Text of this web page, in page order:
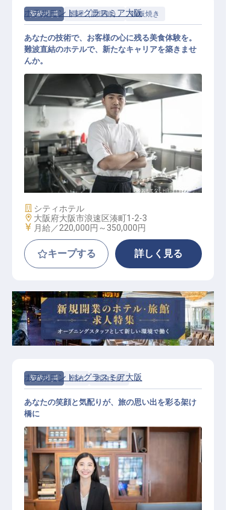
契約社員 調理（調理師） 鉄板焼き
調理スタッフ（鉄板焼き）
ホテルモントレグラスミア大阪
あなたの技術で、お客様の心に残る美食体験を。
難波直結のホテルで、新たなキャリアを築きませ
んか。
施設業態
シティホテル
勤務地
大阪府大阪市浪速区湊町1-2-3
給与
月給／220,000円～ 350,000円
キープする 詳しく見る
契約社員 宿泊 宿泊予約
ホテルモントレグラスミア大阪
あなたの笑顔と気配りが、旅の思い出を彩る架け
橋に